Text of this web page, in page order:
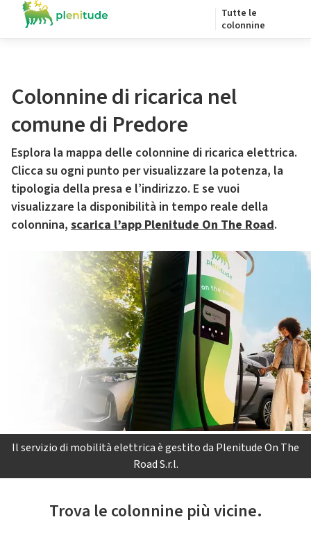
Tutte le
colonnine
Colonnine di ricarica nel
comune di Predore
Esplora la mappa delle colonnine di ricarica elettrica.
Clicca su ogni punto per visualizzare la potenza, la
tipologia della presa e l’indirizzo. E se vuoi
visualizzare la disponibilità in tempo reale della
colonnina, scarica l’app Plenitude On The Road.
Il servizio di mobilità elettrica è gestito da Plenitude On The
Road S.r.l.
Trova le colonnine più vicine.